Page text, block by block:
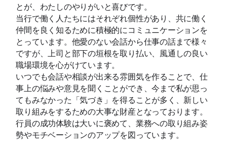
とが、わたしのやりがいと喜びです。
当行で働く人たちにはそれぞれ個性があり、共に働く
仲間を良く知るために積極的にコミュニケーションを
とっています。他愛のない会話から仕事の話まで様々
ですが、上司と部下の垣根を取り払い、風通しの良い
職場環境を心がけています。
いつでも会話や相談が出来る雰囲気を作ることで、仕
事上の悩みや意見を聞くことができ、今まで私が思っ
てもみなかった「気づき」を得ることが多く、新しい
取り組みをするための大事な財産となっております。
行員の成功体験は大いに褒めて、業務への取り組み姿
勢やモチベーションのアップを図っています。